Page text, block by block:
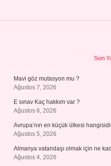
Son
Mavi göz mutasyon mu ?
Ağustos 7, 2026
E sınav Kaç hakkım var ?
Ağustos 6, 2026
Avrupa’nın en küçük ülkesi
Ağustos 5, 2026
Almanya vatandaşı olmak için ne
Ağustos 4, 2026